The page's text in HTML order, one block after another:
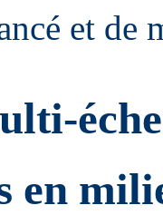
et de
en